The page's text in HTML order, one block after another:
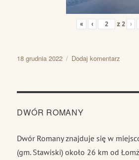
« ‹ z 2 ›
Data
18 grudnia 2022 Dodaj komentarz
zima
DWÓR ROMANY
Dwór Romany znajduje się w
(gm. Stawiski) około 26 km od